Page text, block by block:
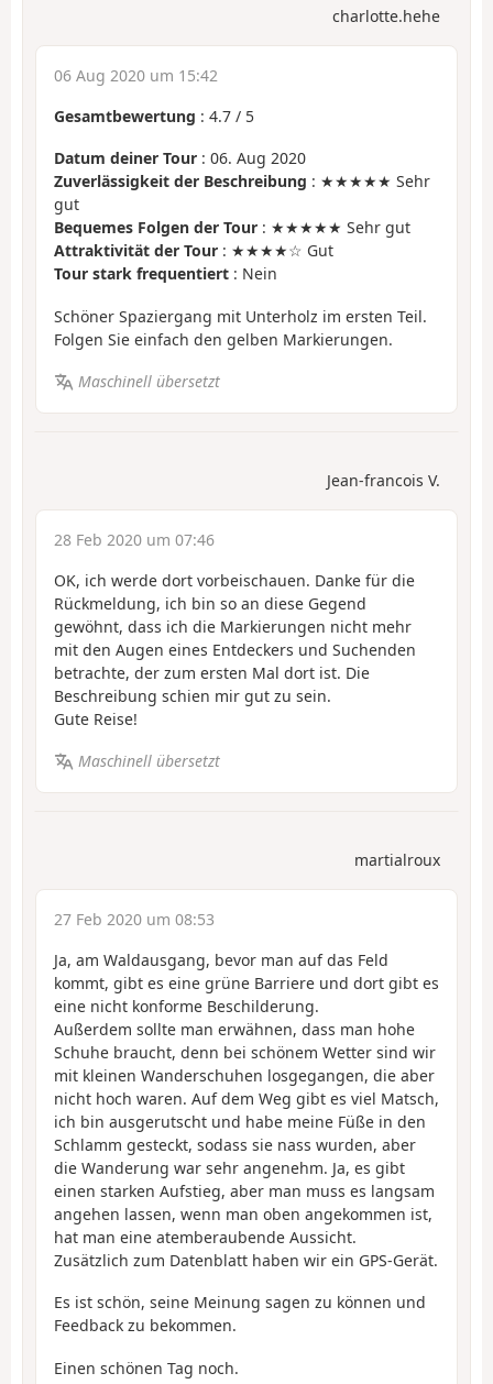
charlotte.hehe
06 Aug 2020 um 15:42
Gesamtbewertung : 4.7 / 5
Datum deiner Tour : 06. Aug 2020
Zuverlässigkeit der Beschreibung : ★★★★★ Sehr
gut
Bequemes Folgen der Tour : ★★★★★ Sehr gut
Attraktivität der Tour : ★★★★☆ Gut
Tour stark frequentiert : Nein
Schöner Spaziergang mit Unterholz im ersten Teil.
Folgen Sie einfach den gelben Markierungen.
Maschinell übersetzt
Jean-francois V.
28 Feb 2020 um 07:46
OK, ich werde dort vorbeischauen. Danke für die
Rückmeldung, ich bin so an diese Gegend
gewöhnt, dass ich die Markierungen nicht mehr
mit den Augen eines Entdeckers und Suchenden
betrachte, der zum ersten Mal dort ist. Die
Beschreibung schien mir gut zu sein.
Gute Reise!
Maschinell übersetzt
martialroux
27 Feb 2020 um 08:53
Ja, am Waldausgang, bevor man auf das Feld
kommt, gibt es eine grüne Barriere und dort gibt es
eine nicht konforme Beschilderung.
Außerdem sollte man erwähnen, dass man hohe
Schuhe braucht, denn bei schönem Wetter sind wir
mit kleinen Wanderschuhen losgegangen, die aber
nicht hoch waren. Auf dem Weg gibt es viel Matsch,
ich bin ausgerutscht und habe meine Füße in den
Schlamm gesteckt, sodass sie nass wurden, aber
die Wanderung war sehr angenehm. Ja, es gibt
einen starken Aufstieg, aber man muss es langsam
angehen lassen, wenn man oben angekommen ist,
hat man eine atemberaubende Aussicht.
Zusätzlich zum Datenblatt haben wir ein GPS-Gerät.
Es ist schön, seine Meinung sagen zu können und
Feedback zu bekommen.
Einen schönen Tag noch.